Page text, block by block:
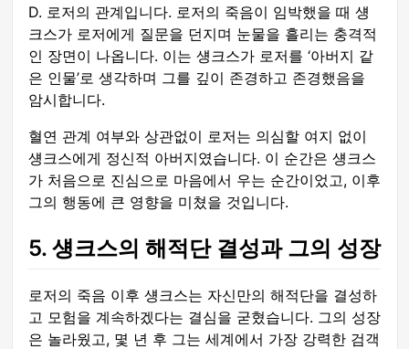
D. 로저의 관계입니다. 로저의 죽음이 임박했을 때 섕
크스가 로저에게 질문을 던지며 눈물을 흘리는 충격적
인 장면이 나옵니다. 이는 섕크스가 로저를 ‘아버지 같
은 인물’로 생각하며 그를 깊이 존경하고 존경했음을
암시합니다.
혈연 관계 여부와 상관없이 로저는 의심할 여지 없이
섕크스에게 정신적 아버지였습니다. 이 순간은 섕크스
가 처음으로 진심으로 마음에서 우는 순간이었고, 이후
그의 행동에 큰 영향을 미쳤을 것입니다.
5. 섕크스의 해적단 결성과 그의 성장
로저의 죽음 이후 섕크스는 자신만의 해적단을 결성하
고 모험을 계속하겠다는 결심을 굳혔습니다. 그의 성장
은 놀라웠고, 몇 년 후 그는 세계에서 가장 강력한 검객